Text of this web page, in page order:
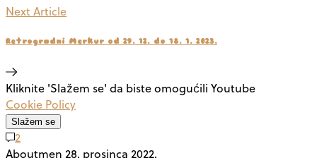
Next Article
Retrogradni Merkur od 29. 12. do 18. 1. 2023.
Kliknite 'Slažem se' da biste omogućili Youtube
Cookie Policy
Slažem se
2
Aboutmen 28. prosinca 2022.